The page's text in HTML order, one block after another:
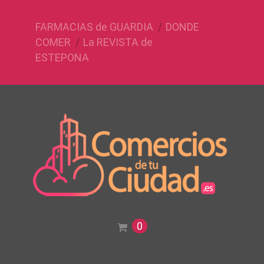
FARMACIAS de GUARDIA
DONDE
COMER
La REVISTA de
ESTEPONA
0